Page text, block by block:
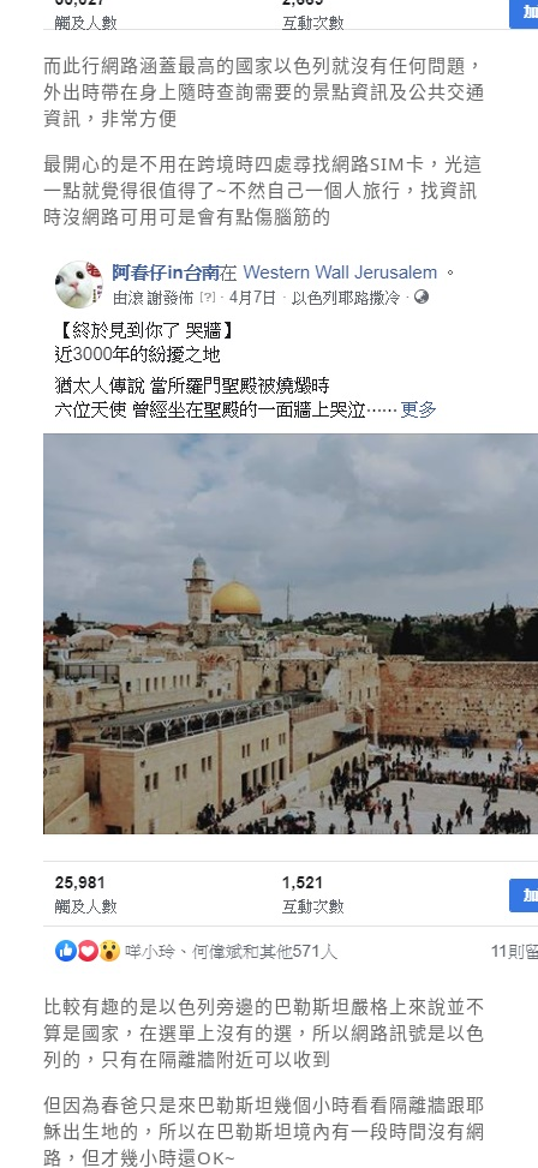
而此行網路涵蓋最高的國家以色列就沒有任何問題，
外出時帶在身上隨時查詢需要的景點資訊及公共交通
資訊，非常方便
最開心的是不用在跨境時四處尋找網路SIM卡，光這
一點就覺得很值得了~不然自己一個人旅行，找資訊
時沒網路可用可是會有點傷腦筋的
比較有趣的是以色列旁邊的巴勒斯坦嚴格上來說並不
算是國家，在選單上沒有的選，所以網路訊號是以色
列的，只有在隔離牆附近可以收到
但因為春爸只是來巴勒斯坦幾個小時看看隔離牆跟耶
穌出生地的，所以在巴勒斯坦境內有一段時間沒有網
路，但才幾小時還OK~